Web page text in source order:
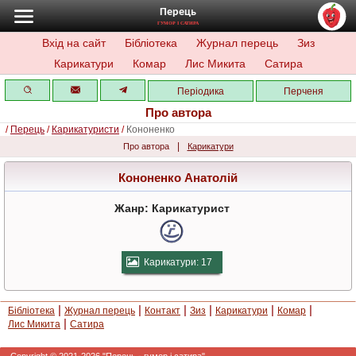
Перець
ГУМОР І САТИРА
Вхід на сайт Бібліотека Журнал перець
Зиз
Карикатури
Комар Лис Микита Сатира
Періодика Перченя
Про автора
/ Перець / Карикатуристи / Кононенко
Про автора Карикатури
Кононенко Анатолій
Жанр: Карикатурист
Карикатури: 17
Бібліотека | Журнал перець | Контакт | Зиз | Карикатури | Комар |
Лис Микита | Сатира